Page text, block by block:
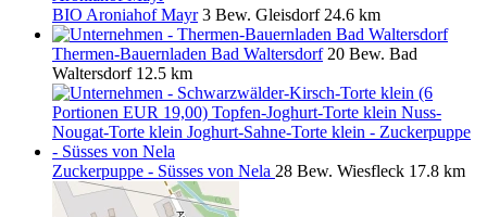
BIO Aroniahof Mayr 3 Bew. Gleisdorf 24.6 km
Thermen-Bauernladen Bad Waltersdorf 20 Bew. Bad
Waltersdorf 12.5 km
Zuckerpuppe - Süsses von Nela 28 Bew. Wiesfleck 17.8 km